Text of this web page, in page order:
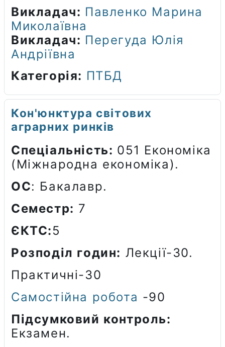
Викладач: Павленко Марина
Миколаївна
Викладач: Перегуда Юлія
Андріївна
Категорія: ПТБД
Кон'юнктура світових
аграрних ринків
Спеціальність: 051 Економіка
(Міжнародна економіка).
ОС: Бакалавр.
Семестр: 7
ЄКТС:5
Розподіл годин: Лекції-30.
Практичні-30
Самостійна робота -90
Підсумковий контроль:
Екзамен.